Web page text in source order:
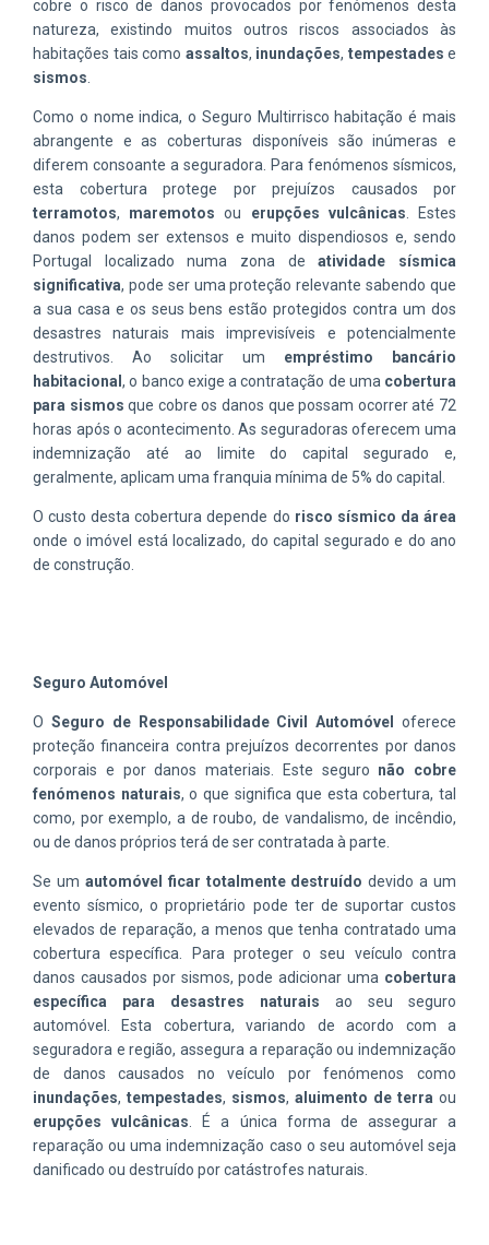
cobre o risco de danos provocados por fenómenos desta
natureza, existindo muitos outros riscos associados às
habitações tais como assaltos, inundações, tempestades e
sismos
Como o nome indica, o Seguro Multirrisco habitação é mais
abrangente e as coberturas disponíveis são inúmeras e
diferem consoante a seguradora. Para fenómenos sísmicos,
esta cobertura protege por prejuízos causados por
terramotos, maremotos ou erupções vulcânicas . Estes
danos podem ser extensos e muito dispendiosos e, sendo
Portugal localizado numa zona deatividade sísmica
significativa, pode ser uma proteção relevante sabendo que
a sua casa e os seus bens estão protegidos contra um dos
desastres naturais mais imprevisíveis e potencialmente
destrutivos. Ao solicitar um empréstimo bancário
habitacional , o banco exige a contratação de uma cobertura
para sismos que cobre os danos que possam ocorrer até 72
horas após o acontecimento. As seguradoras oferecem uma
indemnização até ao limite do capital segurado e,
geralmente, aplicam uma franquia mínima de 5% do capital.
O custo desta cobertura depende do risco sísmico da área
onde o imóvel está localizado, do capital segurado e do ano
de construção.
Seguro Automóvel
O Seguro de Responsabilidade Civil Automóvel
oferece
proteção financeira contra prejuízos decorrentes por danos
corporais e por danos materiais. Este seguro não cobre
fenómenos naturais, o que significa que esta cobertura, tal
como, por exemplo, a de roubo, de vandalismo, de incêndio,
ou de danos próprios terá de ser contratada à parte.
Se um automóvel ficar totalmente destruído devido a um
evento sísmico, o proprietário pode ter de suportar custos
elevados de reparação, a menos que tenha contratado uma
cobertura específica. Para proteger o seu veículo contra
danos causados por sismos, pode adicionar uma cobertura
específica para desastres naturais ao seu seguro
automóvel. Esta cobertura, variando de acordo com a
seguradora e região, assegura a reparação ou indemnização
de danos causados no veículo por fenómenos como
inundações, tempestades, sismos, aluimento de terra ou
erupções vulcânicas . É a única forma de assegurar a
reparação ou uma indemnização caso o seu automóvel seja
danificado ou destruído por catástrofes naturais.